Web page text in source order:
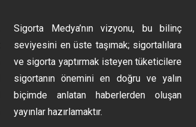
Sigorta Medya’nın vizyonu, bu bilinç
seviyesini en üste taşımak; sigortalılara
ve sigorta yaptırmak isteyen tüketicilere
sigortanın önemini en doğru ve yalın
biçimde anlatan haberlerden oluşan
yayınlar hazırlamaktır.